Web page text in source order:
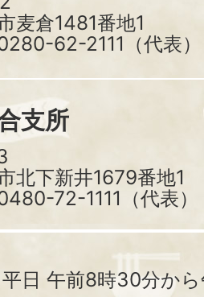
麦倉1481番地1
62-2111（代表）
支所
北下新井1679番地1
72-1111（代表）
平日 午前8時30分か